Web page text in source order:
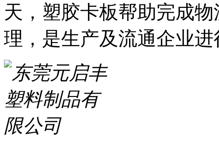
天，塑胶卡板帮助完成
理，是生产及流通企业